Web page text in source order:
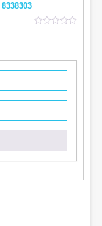
8338303